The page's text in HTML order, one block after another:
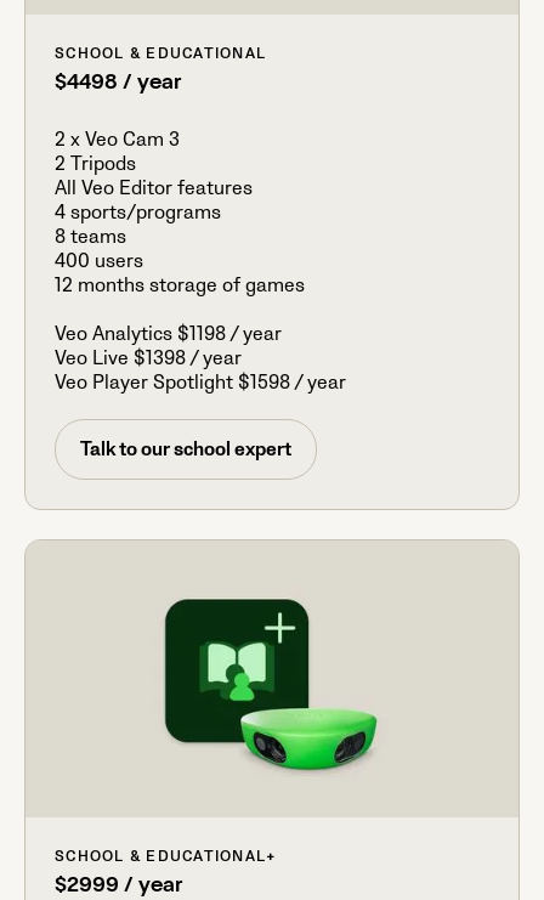
SCHOOL & EDUCATIONAL
$4498 / year
2 x Veo Cam 3
2 Tripods
All Veo Editor features
4 sports/programs
8 teams
400 users
12 months storage of games
Veo Analytics $1198 / year
Veo Live $1398 / year
Veo Player Spotlight $1598 / year
Talk to our school expert
SCHOOL & EDUCATIONAL+
$2999 / year